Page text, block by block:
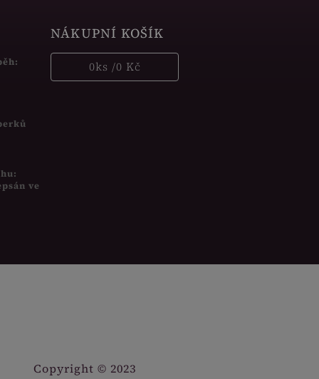
ve
NÁKUPNÍ KOŠÍK
0ks /0 Kč
Copyright © 2023